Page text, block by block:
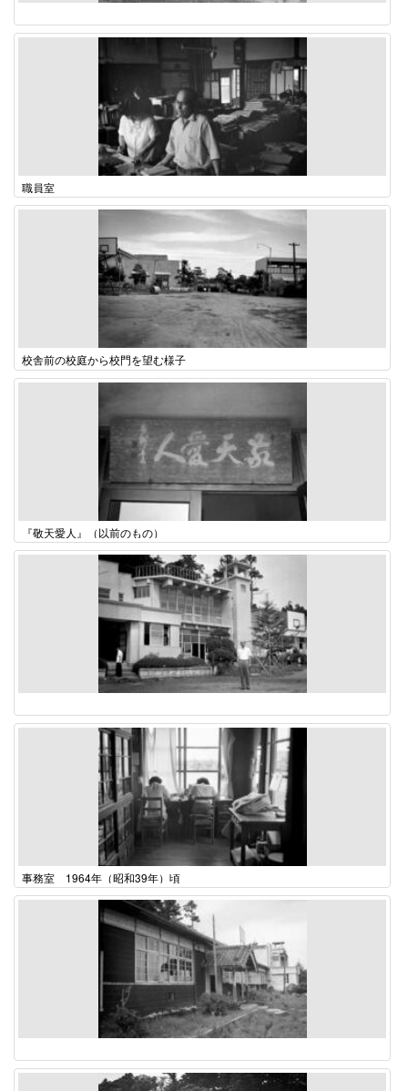
職員室
校舎前の校庭から校門を望む様子
『敬天愛人』（以前のもの）
事務室 1964年（昭和39年）頃